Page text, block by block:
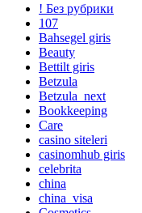
! Без рубрики
107
Bahsegel giris
Beauty
Bettilt giris
Betzula
Betzula_next
Bookkeeping
Care
casino siteleri
casinomhub giris
celebrita
china
china_visa